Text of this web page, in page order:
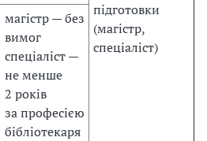
підготовки
(магістр,
спеціаліст)
магістр— без
вимог
спеціаліст—
не менше
2 років
запрофесією
бібліотекаря